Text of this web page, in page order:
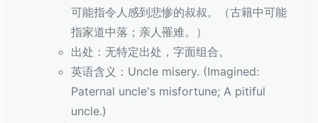
可能指令人感到悲惨的叔叔。（古籍中可能
指家道中落；亲人罹难。）
出处：无特定出处，字面组合。
英语含义：Uncle misery. (Imagined:
Paternal uncle's misfortune; A pitiful
uncle.)